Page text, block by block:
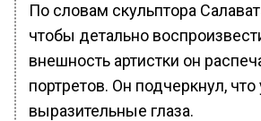
По словам скульптора
чтобы детально
внешность артистки он
портретов. Он подчеркнул,
выразительные глаза.